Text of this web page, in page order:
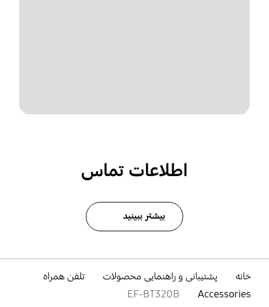
اطلاعات تماس
بیشتر ببینید
خانه پشتیبانی و راهنمایی محصولات
تلفن همراه
Accessories
EF-BT320B